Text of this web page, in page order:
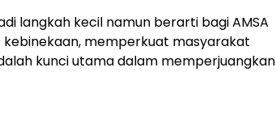
langkah kecil namun berarti bagi AMSA
memperkuat masyarakat
kunci utama dalam memperjuangkan